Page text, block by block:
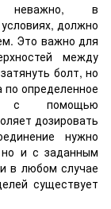
неважно, в
должно
Это важно для
между
болт, но
определенное
с помощью
дозировать
нужно
но и с заданным
и в любом случае
существует